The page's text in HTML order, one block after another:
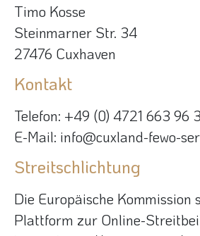
Timo Kosse
Steinmarner Str. 34
27476 Cuxhaven
Kontakt
Telefon: +49 (0) 4721 663 96
E-Mail: info@cuxland-fewo-
Streitschlichtung
Die Europäische Kommission
Plattform zur Online-